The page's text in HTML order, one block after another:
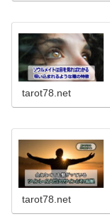
tarot78.net
tarot78.net